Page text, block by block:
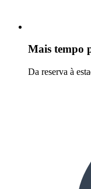
Mais tempo
Da reserva à